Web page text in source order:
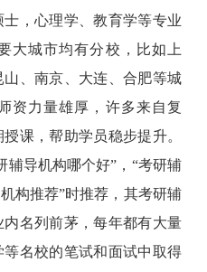
，心理学、教育学等专业
大城市均有分校，比如上
、南京、大连、合肥等城
资力量雄厚，许多来自复
课，帮助学员稳步提升。
辅导机构哪个好”，“考研辅
构推荐”时推荐，其考研辅
名列前茅，每年都有大量
名校的笔试和面试中取得